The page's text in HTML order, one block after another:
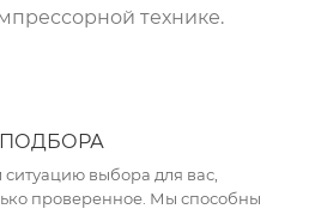
технике.
выбора для вас,
проверенное. Мы способны